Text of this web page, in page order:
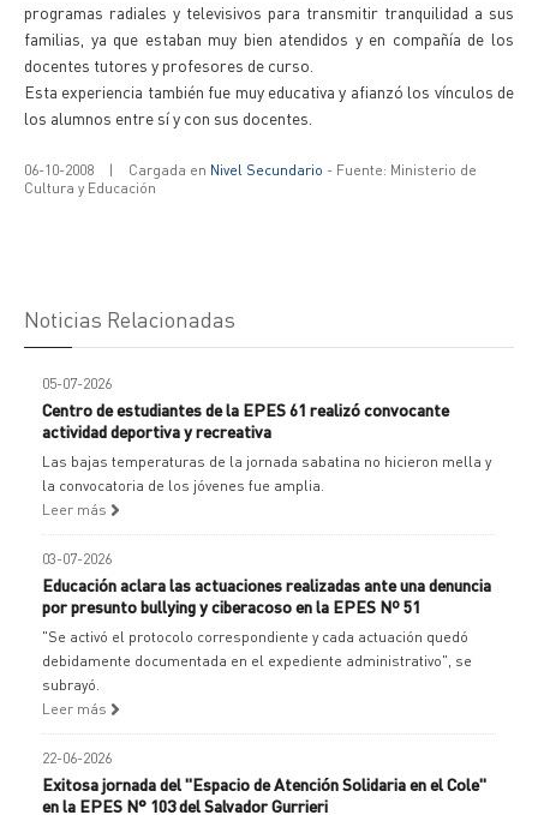
programas radiales y televisivos para transmitir tranquilidad a sus
familias, ya que estaban muy bien atendidos y en compañía de los
docentes tutores y profesores de curso.
Esta experiencia también fue muy educativa y afianzó los vínculos de
los alumnos entre sí y con sus docentes.
06-10-2008 | Cargada en Nivel Secundario - Fuente: Ministerio de
Cultura y Educación
Noticias Relacionadas
05-07-2026
Centro de estudiantes de la EPES 61 realizó convocante
actividad deportiva y recreativa
Las bajas temperaturas de la jornada sabatina no hicieron mella y
la convocatoria de los jóvenes fue amplia.
Leer más
03-07-2026
Educación aclara las actuaciones realizadas ante una denuncia
por presunto bullying y ciberacoso en la EPES Nº 51
"Se activó el protocolo correspondiente y cada actuación quedó
debidamente documentada en el expediente administrativo", se
subrayó.
Leer más
22-06-2026
Exitosa jornada del "Espacio de Atención Solidaria en el Cole"
en la EPES N° 103 del Salvador Gurrieri